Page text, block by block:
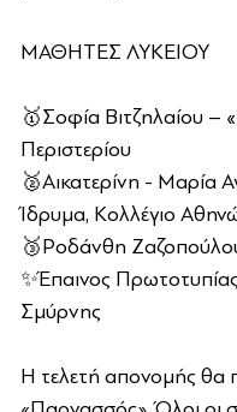
ΜΑΘΗΤΕΣ ΛΥΚΕΙΟΥ
🥇Σοφία Βιτζηλαίου –
Περιστερίου
🥈Αικατερίνη - Μαρία
Ίδρυμα, Κολλέγιο
🥉Ροδάνθη Ζαζοπούλου
✨Έπαινος
Σμύρνης
Η τελετή απονομής θα